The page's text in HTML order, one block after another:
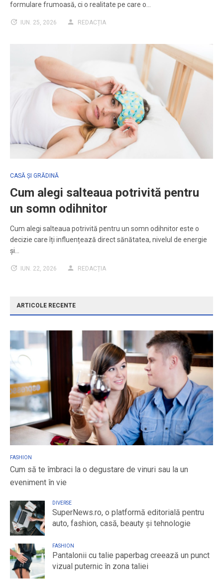
formulare frumoasă, ci o realitate pe care o…
IUN. 25, 2026 REDACȚIA
CASĂ ȘI GRĂDINĂ
Cum alegi salteaua potrivită pentru
un somn odihnitor
Cum alegi salteaua potrivită pentru un somn odihnitor este o
decizie care îți influențează direct sănătatea, nivelul de energie
și…
IUN. 22, 2026 REDACȚIA
ARTICOLE RECENTE
FASHION
Cum să te îmbraci la o degustare de vinuri sau la un
eveniment în vie
DIVERSE
SuperNews.ro, o platformă editorială pentru
auto, fashion, casă, beauty și tehnologie
FASHION
Pantalonii cu talie paperbag creează un punct
vizual puternic în zona taliei